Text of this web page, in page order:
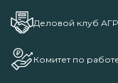
Деловой клуб
Комитет по